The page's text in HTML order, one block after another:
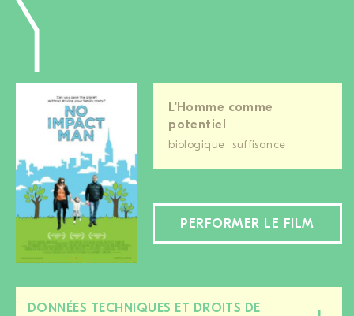
L'Homme comme
potentiel
biologique suffisance
PERFORMER LE FILM
DONNÉES TECHNIQUES ET DROITS DE